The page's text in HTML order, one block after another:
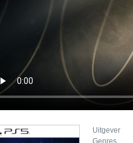
Uitgever
Genres